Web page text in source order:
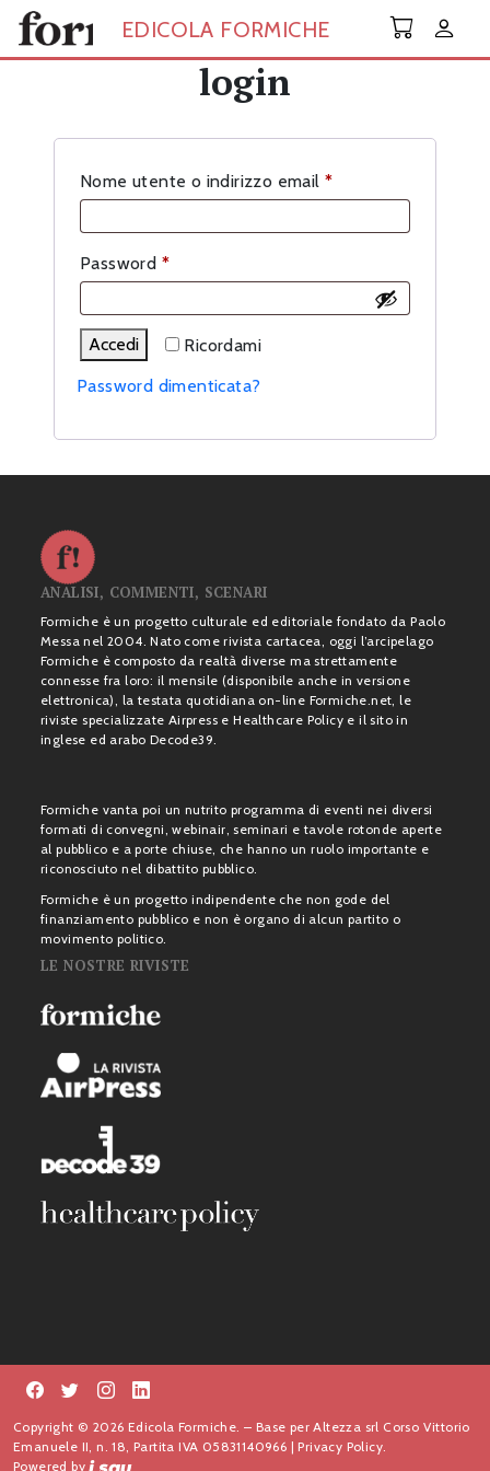
Skip to main content
EDICOLA FORMICHE
login
Nome utente o indirizzo email *Richiesto
Password *Richiesto
Ricordami
Accedi
Password dimenticata?
ANALISI, COMMENTI, SCENARI
Formiche è un progetto culturale ed editoriale fondato da Paolo
Messa nel 2004. Nato come rivista cartacea, oggi l’arcipelago
Formiche è composto da realtà diverse ma strettamente
connesse fra loro: il mensile (disponibile anche in versione
elettronica), la testata quotidiana on-line Formiche.net, le
riviste specializzate Airpress e Healthcare Policy e il sito in
inglese ed arabo Decode39.
Formiche vanta poi un nutrito programma di eventi nei diversi
formati di convegni, webinair, seminari e tavole rotonde aperte
al pubblico e a porte chiuse, che hanno un ruolo importante e
riconosciuto nel dibattito pubblico.
Formiche è un progetto indipendente che non gode del
finanziamento pubblico e non è organo di alcun partito o
movimento politico.
LE NOSTRE RIVISTE
Copyright © 2026 Edicola Formiche. – Base per Altezza srl Corso Vittorio
Emanuele II, n. 18, Partita IVA 05831140966 |Privacy Policy.
Powered by